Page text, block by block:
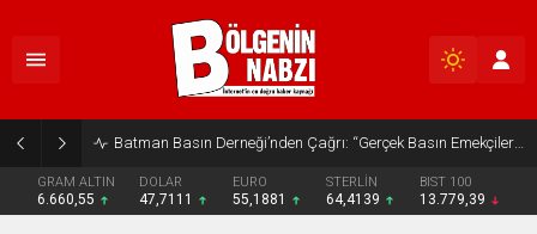
Batman Basın Derneği’nden Çağrı: “Gerçek Basın Emekçileri Desteklenmeli”
GRAM ALTIN
6.660,55
DOLAR
47,7111
EURO
55,1881
STERLİN
64,4139
BIST 100
13.779,39